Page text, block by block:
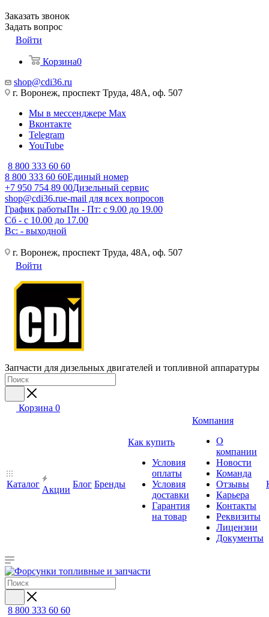
Заказать звонок
Задать вопрос
Войти
Корзина0
shop@cdi36.ru
г. Воронеж, проспект Труда, 48А, оф. 507
Мы в мессенджере Max
Вконтакте
Telegram
YouTube
8 800 333 60 60
8 800 333 60 60Единый номер
+7 950 754 89 00Дизельный сервис
shop@cdi36.rue-mail для всех вопросов
График работыПн - Пт: с 9.00 до 19.00
Сб - с 10.00 до 17.00
Вс: - выходной
г. Воронеж, проспект Труда, 48А, оф. 507
Войти
Запчасти для дизельных двигателей и топливной аппаратуры
Корзина 0
Каталог
Акции
Блог Бренды
Как купить
Условия
оплаты
Условия
доставки
Гарантия
на товар
Компания
О
компании
Новости
Команда
Отзывы
Карьера
Контакты
Реквизиты
Лицензии
Документы
8 800 333 60 60